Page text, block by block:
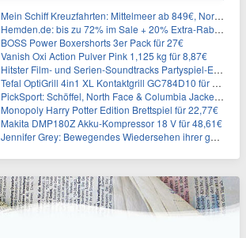
Mein Schiff Kreuzfahrten: Mittelmeer ab 849€, Norwegen ab 999€ p.P.
Hemden.de: bis zu 72% im Sale + 20% Extra-Rabatt dank Gutschein
BOSS Power Boxershorts 3er Pack für 27€
Vanish Oxi Action Pulver Pink 1,125 kg für 8,87€
Hitster Film- und Serien-Soundtracks Partyspiel-Erweiterung für 6,99€
Tefal OptiGrill 4in1 XL Kontaktgrill GC784D10 für 239,99€
PickSport: Schöffel, North Face & Columbia Jacken ab 39,60€
Monopoly Harry Potter Edition Brettspiel für 22,77€
Makita DMP180Z Akku-Kompressor 18 V für 48,61€
Jennifer Grey: Bewegendes Wiedersehen ihrer geschiedenen Eltern kurz vor dem Tod ihrer Mutter